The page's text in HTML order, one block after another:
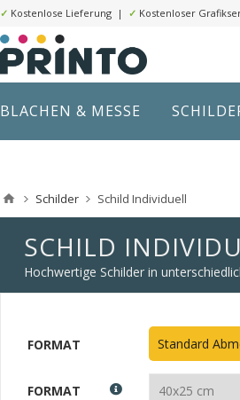
✓ Kostenlose Lieferung | ✓ Kostenloser
BLACHEN & MESSE
Schilder Schild Individuell
SCHILD
Hochwertige Schilder in
FORMAT Standard
FORMAT